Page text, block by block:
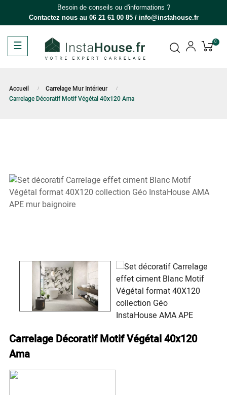
Besoin de conseils ou d'informations ?
Contactez nous au 06 21 61 00 85/ info@instahouse.fr
Basculer
la
☰ 0
Accueil
Carrelage Mur Intérieur
Carrelage Décoratif Motif Végétal 40x120 Ama
Carrelage Décoratif Motif Végétal 40x120
Ama